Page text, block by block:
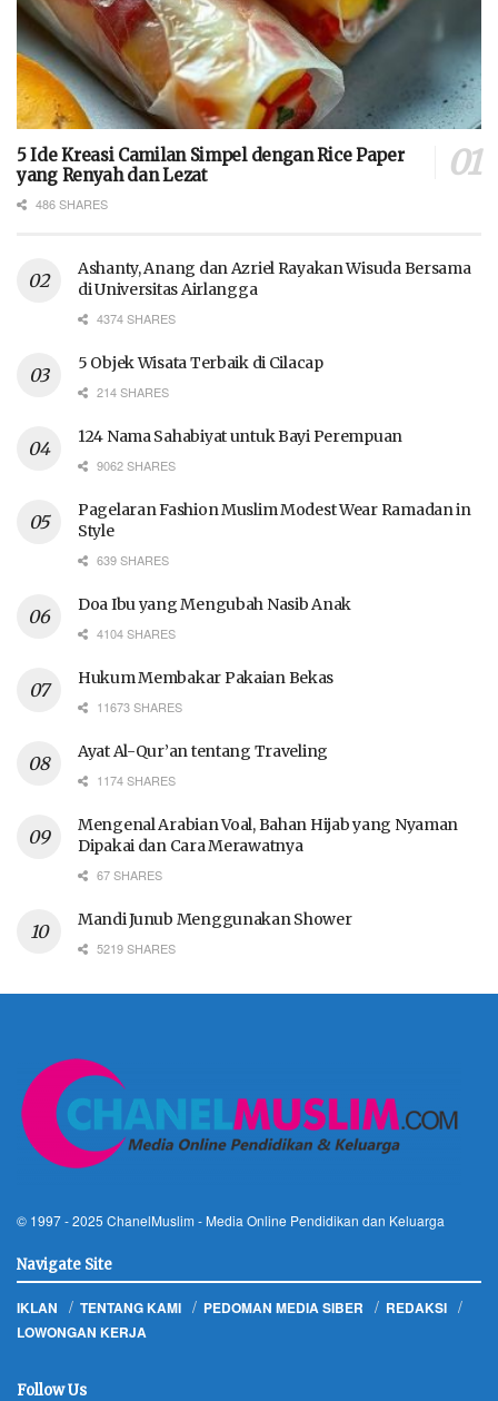
5 Ide Kreasi Camilan Simpel dengan Rice Paper
yang Renyah dan Lezat
486 SHARES
Ashanty, Anang dan Azriel Rayakan Wisuda Bersama
di Universitas Airlangga
4374 SHARES
5 Objek Wisata Terbaik di Cilacap
214 SHARES
124 Nama Sahabiyat untuk Bayi Perempuan
9062 SHARES
Pagelaran Fashion Muslim Modest Wear Ramadan in
Style
639 SHARES
Doa Ibu yang Mengubah Nasib Anak
4104 SHARES
Hukum Membakar Pakaian Bekas
11673 SHARES
Ayat Al-Qur’an tentang Traveling
1174 SHARES
Mengenal Arabian Voal, Bahan Hijab yang Nyaman
Dipakai dan Cara Merawatnya
67 SHARES
Mandi Junub Menggunakan Shower
5219 SHARES
© 1997 - 2025 ChanelMuslim - Media Online Pendidikan dan Keluarga
Navigate Site
IKLAN TENTANG KAMI PEDOMAN MEDIA SIBER
REDAKSI
LOWONGAN KERJA
Follow Us